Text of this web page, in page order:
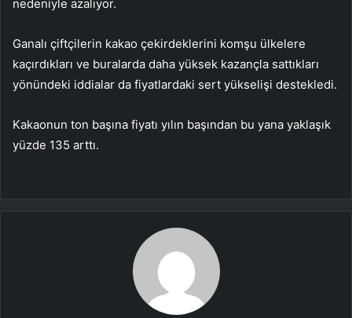
nedeniyle azalıyor.
Ganalı çiftçilerin kakao çekirdeklerini komşu ülkelere
kaçırdıkları ve buralarda daha yüksek kazançla sattıkları
yönündeki iddialar da fiyatlardaki sert yükselişi destekledi.
Kakaonun ton başına fiyatı yılın başından bu yana yaklaşık
yüzde 135 arttı.